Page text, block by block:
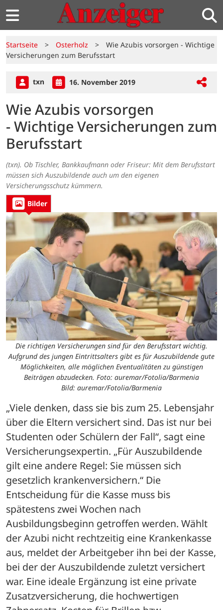
Startseite > Osterholz >
Wie Azubis vorsorgen - Wichtige
Versicherungen zum Berufsstart
txn 16. November 2019
Wie Azubis vorsorgen
- Wichtige Versicherungen zum
Berufsstart
(txn). Ob Tischler, Bankkaufmann oder Friseur: Mit dem Berufsstart
müssen sich Auszubildende auch um den eigenen
Versicherungsschutz kümmern.
Bilder
Die richtigen Versicherungen sind für den Berufsstart wichtig.
Aufgrund des jungen Eintrittsalters gibt es für Auszubildende gute
Möglichkeiten, alle möglichen Eventualitäten zu günstigen
Beiträgen abzudecken. Foto: auremar/Fotolia/Barmenia
Bild: auremar/Fotolia/Barmenia
„Viele denken, dass sie bis zum 25. Lebensjahr
über die Eltern versichert sind. Das ist nur bei
Studenten oder Schülern der Fall“, sagt eine
Versicherungsexpertin. „Für Auszubildende
gilt eine andere Regel: Sie müssen sich
gesetzlich krankenversichern.“ Die
Entscheidung für die Kasse muss bis
spätestens zwei Wochen nach
Ausbildungsbeginn getroffen werden. Wählt
der Azubi nicht rechtzeitig eine Krankenkasse
aus, meldet der Arbeitgeber ihn bei der Kasse,
bei der der Auszubildende zuletzt versichert
war. Eine ideale Ergänzung ist eine private
Zusatzversicherung, die hochwertigen